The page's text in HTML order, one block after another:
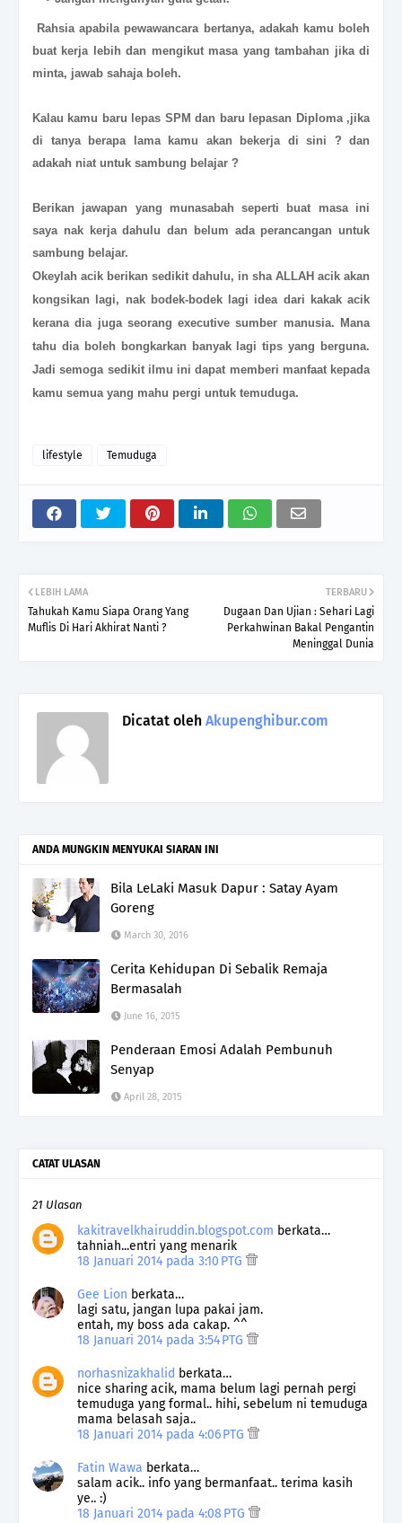
Rahsia apabila pewawancara bertanya, adakah kamu boleh
buat kerja lebih dan mengikut masa yang tambahan jika di
minta, jawab sahaja boleh.
Kalau kamu baru lepas SPM dan baru lepasan Diploma ,jika
di tanya berapa lama kamu akan bekerja di sini ? dan
adakah niat untuk sambung belajar ?
Berikan jawapan yang munasabah seperti buat masa ini
saya nak kerja dahulu dan belum ada perancangan untuk
sambung belajar.
Okeylah acik berikan sedikit dahulu, in sha ALLAH acik akan
kongsikan lagi, nak bodek-bodek lagi idea dari kakak acik
kerana dia juga seorang executive sumber manusia. Mana
tahu dia boleh bongkarkan banyak lagi tips yang berguna.
Jadi semoga sedikit ilmu ini dapat memberi manfaat kepada
kamu semua yang mahu pergi untuk temuduga.
lifestyle Temuduga
TERBARU
Dugaan Dan Ujian : Sehari Lagi
Perkahwinan Bakal Pengantin
Meninggal Dunia
LEBIH LAMA
Tahukah Kamu Siapa Orang Yang
Muflis Di Hari Akhirat Nanti ?
Dicatat oleh Akupenghibur.com
ANDA MUNGKIN MENYUKAI SIARAN INI
Bila LeLaki Masuk Dapur : Satay Ayam
Goreng
March 30, 2016
Cerita Kehidupan Di Sebalik Remaja
Bermasalah
June 16, 2015
Penderaan Emosi Adalah Pembunuh
Senyap
April 28, 2015
CATAT ULASAN
21 Ulasan
kakitravelkhairuddin.blogspot.com berkata…
tahniah...entri yang menarik
18 Januari 2014 pada 3:10 PTG
Gee Lion berkata…
lagi satu, jangan lupa pakai jam.
entah, my boss ada cakap. ^^
18 Januari 2014 pada 3:54 PTG
norhasnizakhalid berkata…
nice sharing acik, mama belum lagi pernah pergi
temuduga yang formal.. hihi, sebelum ni temuduga
mama belasah saja..
18 Januari 2014 pada 4:06 PTG
Fatin Wawa berkata…
salam acik.. info yang bermanfaat.. terima kasih
ye.. :)
18 Januari 2014 pada 4:08 PTG